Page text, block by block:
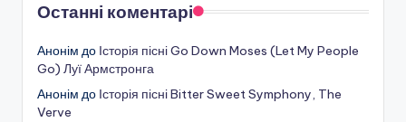
Останні коментарі
Анонім до Історія пісні Go Down Moses (Let My People
Go) Луї Армстронга
Анонім до Історія пісні Bitter Sweet Symphony, The
Verve